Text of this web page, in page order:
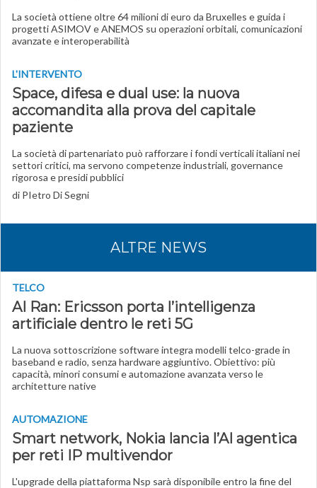
La società ottiene oltre 64 milioni di euro da Bruxelles e guida i
progetti ASIMOV e ANEMOS su operazioni orbitali, comunicazioni
avanzate e interoperabilità
L'INTERVENTO
Space, difesa e dual use: la nuova
accomandita alla prova del capitale
paziente
La società di partenariato può rafforzare i fondi verticali italiani nei
settori critici, ma servono competenze industriali, governance
rigorosa e presidi pubblici
di PIetro Di Segni
ALTRE NEWS
TELCO
AI Ran: Ericsson porta l’intelligenza
artificiale dentro le reti 5G
La nuova sottoscrizione software integra modelli telco-grade in
baseband e radio, senza hardware aggiuntivo. Obiettivo: più
capacità, minori consumi e automazione avanzata verso le
architetture native
AUTOMAZIONE
Smart network, Nokia lancia l’AI agentica
per reti IP multivendor
L'upgrade della piattaforma Nsp sarà disponibile entro la fine del